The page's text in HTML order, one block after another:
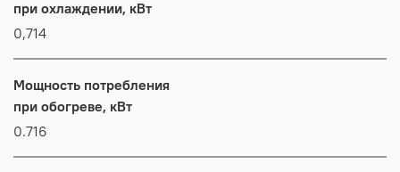
при охлаждении, кВт
0,714
Мощность потребления
при обогреве, кВт
0.716